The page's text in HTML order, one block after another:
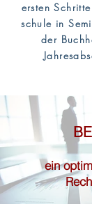
ersten
schule in
der
ein